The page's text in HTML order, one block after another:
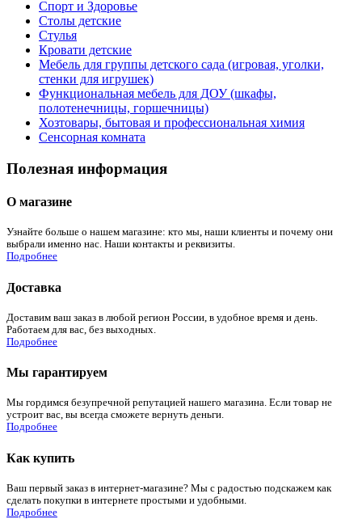
Спорт и Здоровье
Столы детские
Стулья
Кровати детские
Мебель для группы детского сада (игровая, уголки,
стенки для игрушек)
Функциональная мебель для ДОУ (шкафы,
полотенечницы, горшечницы)
Хозтовары, бытовая и профессиональная химия
Сенсорная комната
Полезная информация
О магазине
Узнайте больше о нашем магазине: кто мы, наши клиенты и почему они
выбрали именно нас. Наши контакты и реквизиты.
Подробнее
Доставка
Доставим ваш заказ в любой регион России, в удобное время и день.
Работаем для вас, без выходных.
Подробнее
Мы гарантируем
Мы гордимся безупречной репутацией нашего магазина. Если товар не
устроит вас, вы всегда сможете вернуть деньги.
Подробнее
Как купить
Ваш первый заказ в интернет-магазине? Мы с радостью подскажем как
сделать покупки в интернете простыми и удобными.
Подробнее